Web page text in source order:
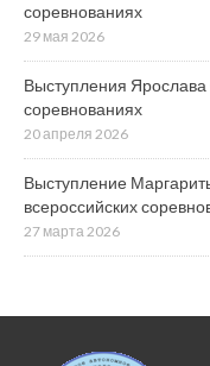
соревнованиях
29 мая 2026
Выступления Ярослава
соревнованиях
20 апреля 2026
Выступление
всероссийских
27 марта 2026